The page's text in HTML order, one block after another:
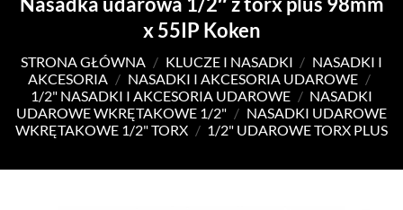
x 55IP Koken
STRONA GŁÓWNA / KLUCZE I NASADKI / NASADKI I
AKCESORIA / NASADKI I AKCESORIA UDAROWE /
1/2" NASADKI I AKCESORIA UDAROWE / NASADKI
UDAROWE WKRĘTAKOWE 1/2" / NASADKI UDAROWE
WKRĘTAKOWE 1/2" TORX / 1/2" UDAROWE TORX PLUS